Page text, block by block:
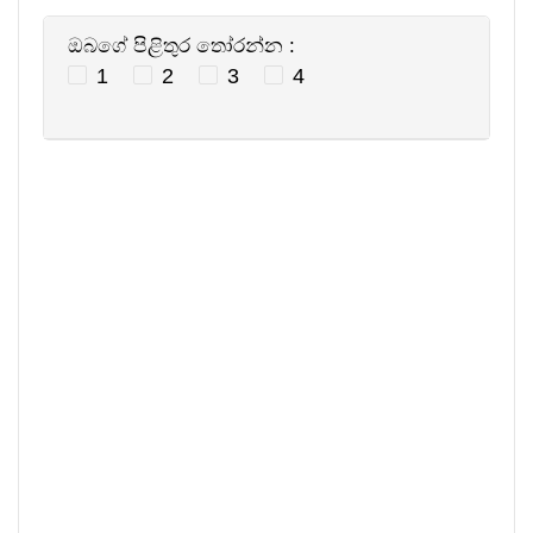
ඔබගේ පිළිතුර තෝරන්න :
1 2 3 4